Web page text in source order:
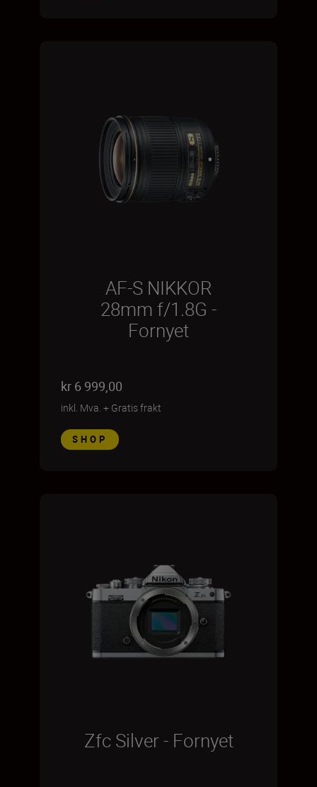
AF-S NIKKOR
28mm f/1.8G -
Fornyet
kr 6 999,00
inkl. Mva. + Gratis frakt
SHOP
Zfc Silver - Fornyet